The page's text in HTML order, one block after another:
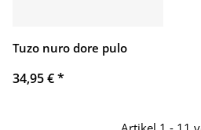
Tuzo nuro dore pulo
34,95 €*